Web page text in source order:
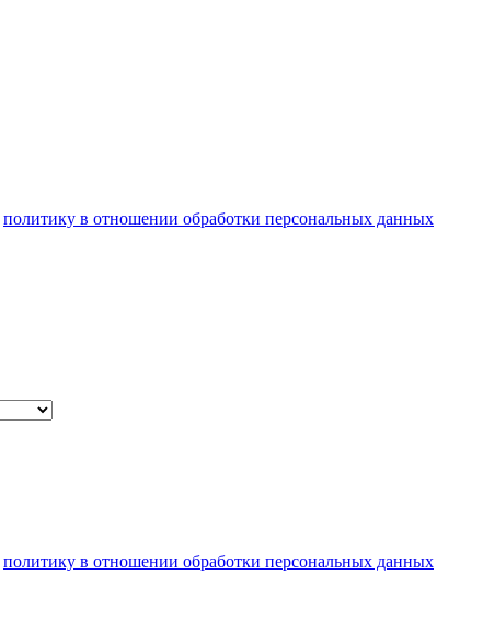
политику в отношении обработки персональных данных
политику в отношении обработки персональных данных